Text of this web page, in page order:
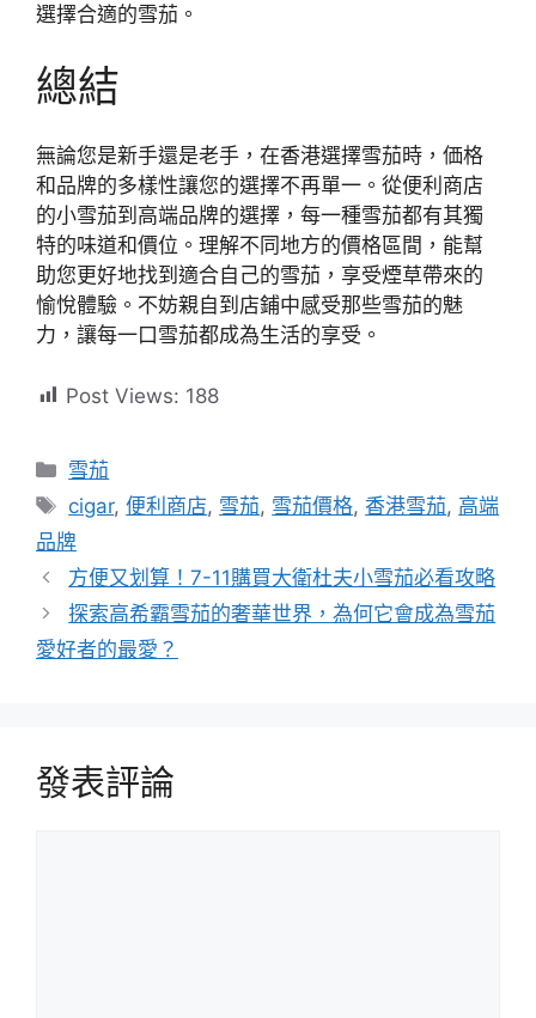
選擇合適的雪茄。
總結
無論您是新手還是老手，在香港選擇雪茄時，価格
和品牌的多樣性讓您的選擇不再單一。從便利商店
的小雪茄到高端品牌的選擇，每一種雪茄都有其獨
特的味道和價位。理解不同地方的價格區間，能幫
助您更好地找到適合自己的雪茄，享受煙草帶來的
愉悅體驗。不妨親自到店鋪中感受那些雪茄的魅
力，讓每一口雪茄都成為生活的享受。
Post Views: 188
分
類
雪茄
標
籤
cigar,便利商店, 雪茄, 雪茄價格, 香港雪茄, 高端
品牌
方便又划算！7-11購買大衛杜夫小雪茄必看攻略
探索高希霸雪茄的奢華世界，為何它會成為雪茄
愛好者的最愛？
發表評論